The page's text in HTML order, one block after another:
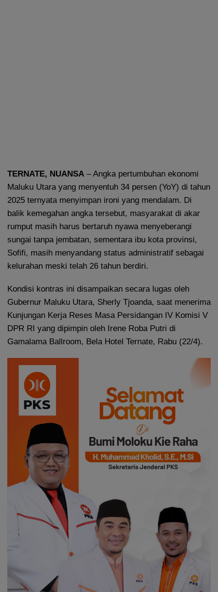
TERNATE, NUANSA – Angka pertumbuhan ekonomi
Maluku Utara yang menyentuh 34 persen (YoY) di tahun
2025 ternyata menyimpan ironi yang mendalam. Di
balik kemegahan angka tersebut, masyarakat di akar
rumput masih harus bertaruh nyawa menyeberangi
sungai tanpa jembatan, sementara ibu kota provinsi,
Sofifi, masih menyandang status administratif sebagai
kelurahan meski telah 26 tahun berdiri.
Kondisi kontras ini disampaikan secara lugas oleh
Gubernur Maluku Utara, Sherly Tjoanda, saat menerima
Kunjungan Kerja Reses Masa Persidangan IV Komisi V
DPR RI yang dipimpin oleh Irene Roba Putri di
Gamalama Ballroom, Bela Hotel Ternate, Rabu (22/4).